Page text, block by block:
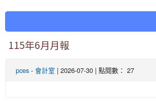
115年6月月報
pces - 會計室 | 2026-07-30 | 點閱數： 27